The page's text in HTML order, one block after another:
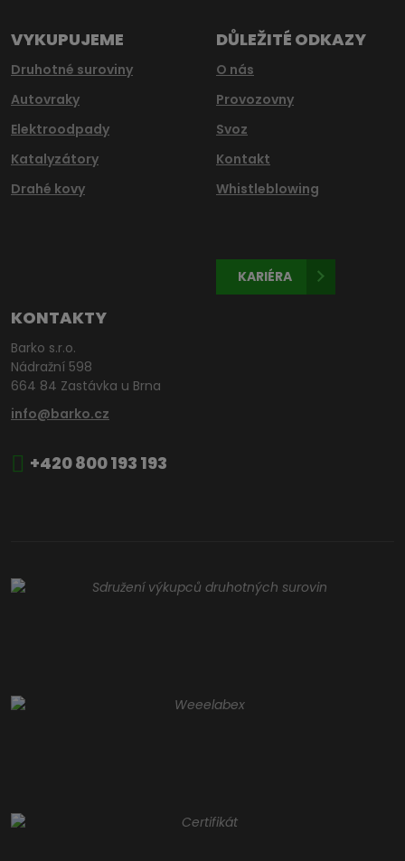
VYKUPUJEME
Druhotné suroviny
Autovraky
Elektroodpady
Katalyzátory
Drahé kovy
DŮLEŽITÉ ODKAZY
O nás
Provozovny
Svoz
Kontakt
Whistleblowing
KARIÉRA
KONTAKTY
Barko s.r.o.
Nádražní 598
664 84 Zastávka u Brna
info@barko.cz
+420 800 193 193